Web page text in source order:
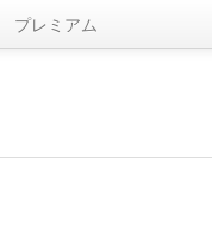
プレミアム